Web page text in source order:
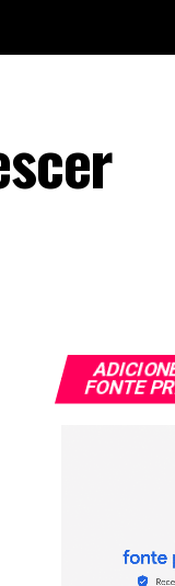
FONTE